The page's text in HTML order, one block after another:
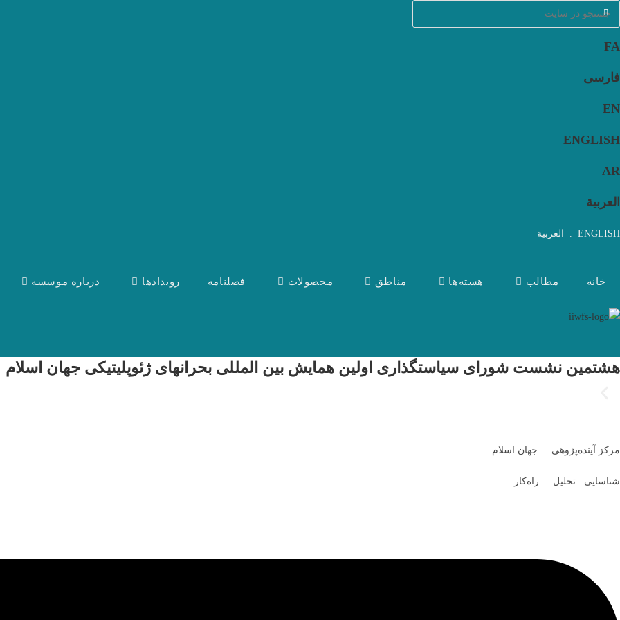
Skip
to
content
FA
فارسی
EN
ENGLISH
AR
العربية
ENGLISH
. العربية
خانه مطالب هسته‌ها مناطق محصولات فصلنامه رویدادها درباره موسسه
هشتمین نشست شورای سیاستگذاری اولین همایش بین المللی بحرانهای ژئوپلیتیکی جهان اسلام
مرکز آینده‌پژوهی جهان اسلام
شناسایی تحلیل راه‌کار